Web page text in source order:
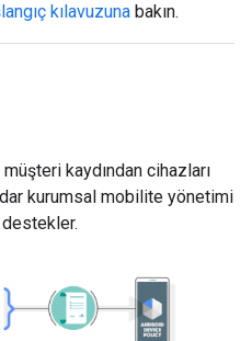
kılavuzuna bakın.
kaydından cihazları
kurumsal mobilite yönetimi
destekler.